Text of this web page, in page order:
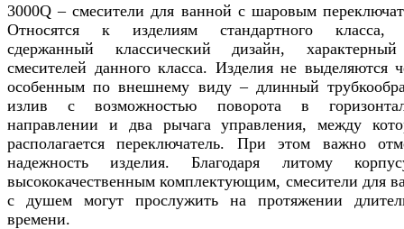
3000Q – смесители для ванной с шаровым
Относятся к изделиям стандартного класса,
сдержанный классический дизайн,
смесителей данного класса. Изделия не выделяются
особенным по внешнему виду – длинный
излив с возможностью поворота в
направлении и два рычага управления, между
располагается переключатель. При этом важно
надежность изделия. Благодаря литому
высококачественным комплектующим, смесители для
с душем могут прослужить на протяжении
времени.